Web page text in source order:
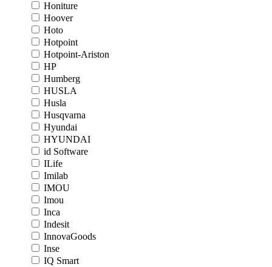
Honiture
Hoover
Hoto
Hotpoint
Hotpoint-Ariston
HP
Humberg
HUSLA
Husla
Husqvarna
Hyundai
HYUNDAI
id Software
ILife
Imilab
IMOU
Imou
Inca
Indesit
InnovaGoods
Inse
IQ Smart